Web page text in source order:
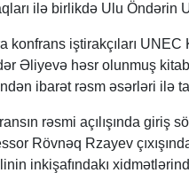
ilə birlikdə Ulu Öndərin
konfrans iştirakçıları
Əliyevə həsr olunmuş
ibarət rəsm əsərləri ilə
rəsmi açılışında giriş
Rövnəq Rzayev
inkişafındakı